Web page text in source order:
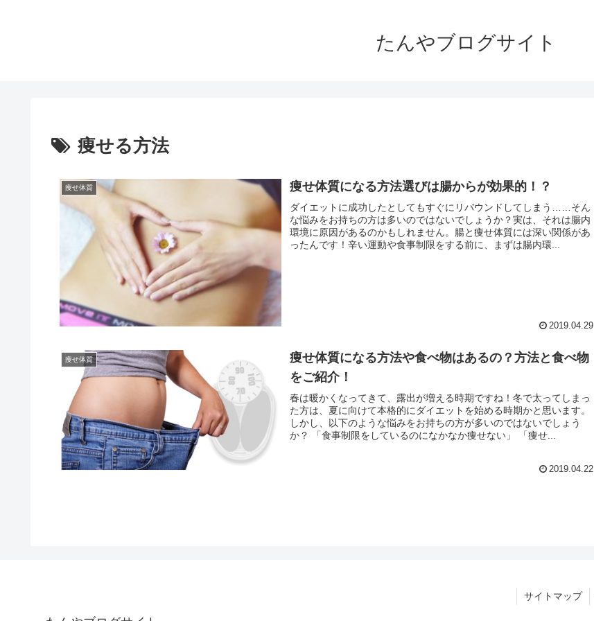
たんやブログサイト
痩せる方法
痩せ体質 痩せ体質になる方法選びは腸からが効果的！？
ダイエットに成功したとしてもすぐにリバウンドしてしまう……そん
な悩みをお持ちの方は多いのではないでしょうか？実は、それは腸内
環境に原因があるのかもしれません。腸と痩せ体質には深い関係があ
ったんです！辛い運動や食事制限をする前に、まずは腸内環...
2019.04.29
痩せ体質
痩せ体質になる方法や食べ物はあるの？方法と食べ物
をご紹介！
春は暖かくなってきて、露出が増える時期ですね！冬で太ってしまっ
た方は、夏に向けて本格的にダイエットを始める時期かと思います。
しかし、以下のような悩みをお持ちの方が多いのではないでしょう
か？ 「食事制限をしているのになかなか痩せない」 「痩せ...
2019.04.22
サイトマップ